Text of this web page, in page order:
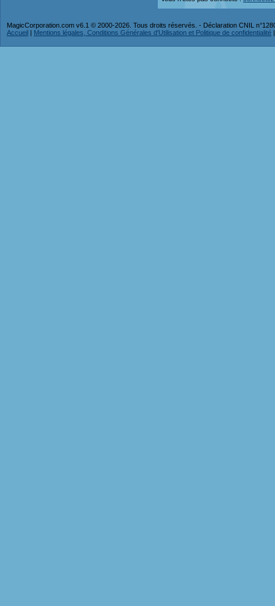
MagicCorporation.com v6.1 © 2000-2026. Tous droits réservés. - Déclaration CNIL
Accueil | Mentions légales, Conditions Générales d'Utilisation et Politique de confidentialité